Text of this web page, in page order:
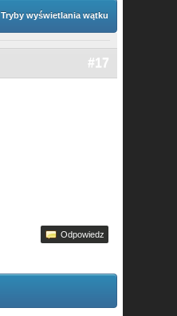
Tryby wyświetlania wątku
#17
Odpowiedz